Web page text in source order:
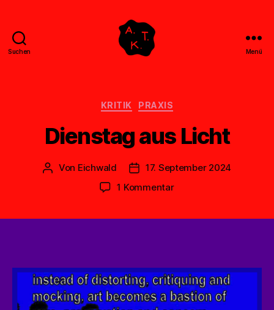
Suchen Menü
Kategorien
KRITIK PRAXIS
Dienstag aus Licht
Beitragsautor
Von Eichwald Veröffentlichungsdatum
17. September 2024
1 Kommentarzu